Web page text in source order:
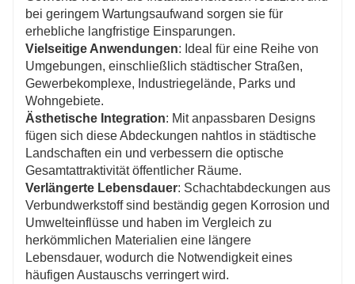
bei geringem Wartungsaufwand sorgen sie für
erhebliche langfristige Einsparungen.
Vielseitige Anwendungen: Ideal für eine Reihe von
Umgebungen, einschließlich städtischer Straßen,
Gewerbekomplexe, Industriegelände, Parks und
Wohngebiete.
Ästhetische Integration: Mit anpassbaren Designs
fügen sich diese Abdeckungen nahtlos in städtische
Landschaften ein und verbessern die optische
Gesamtattraktivität öffentlicher Räume.
Verlängerte Lebensdauer: Schachtabdeckungen aus
Verbundwerkstoff sind beständig gegen Korrosion und
Umwelteinflüsse und haben im Vergleich zu
herkömmlichen Materialien eine längere
Lebensdauer, wodurch die Notwendigkeit eines
häufigen Austauschs verringert wird.